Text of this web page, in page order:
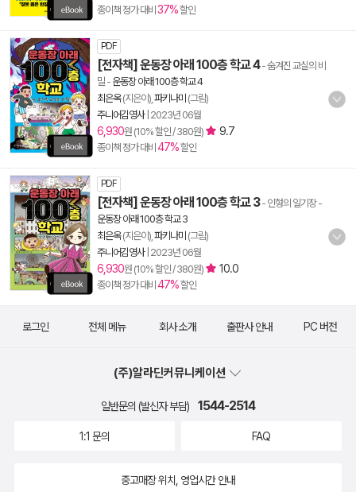
종이책 정가 대비 37%할인
PDF
[전자책] 운동장 아래 100층 학교 4- 숨겨진 교실의 비
밀 - 운동장 아래 100층 학교 4
최은옥(지은이), 파키나미 (그림)
주니어김영사| 2023년 06월
6,930원 (10% 할인 / 380원) 9.7
종이책 정가 대비 47%할인
PDF
[전자책] 운동장 아래 100층 학교 3- 인형의 일기장-
운동장 아래 100층 학교 3
최은옥(지은이), 파키나미 (그림)
주니어김영사| 2023년 06월
6,930원 (10% 할인 / 380원) 10.0
종이책 정가 대비 47%할인
로그인 전체 메뉴 회사 소개 출판사 안내 PC 버전
(주)알라딘커뮤니케이션
일반문의 (발신자 부담) 1544-2514
1:1 문의 FAQ
중고매장 위치, 영업시간 안내